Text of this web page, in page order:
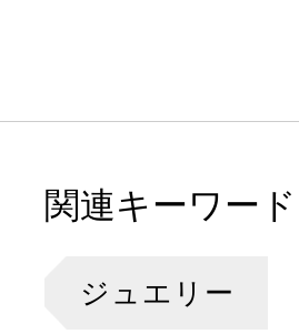
関連キーワード
ジュエリー